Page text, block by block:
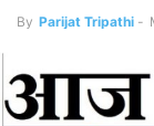
By Parijat Tripathi -